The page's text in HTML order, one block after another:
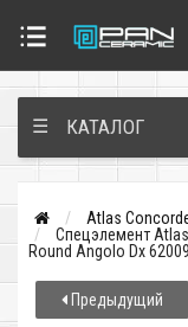
☰ КАТАЛОГ
Atlas
Спецэлемент
Round Angolo Dx
Предыдущий